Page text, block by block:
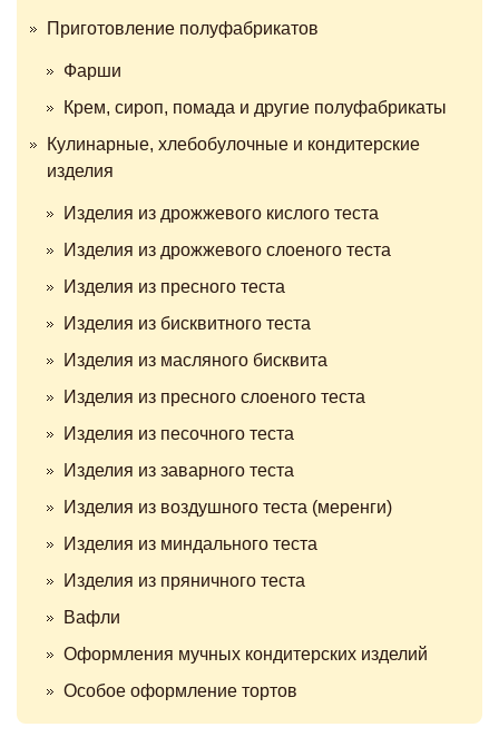
Приготовление полуфабрикатов
Фарши
Крем, сироп, помада и другие полуфабрикаты
Кулинарные, хлебобулочные и кондитерские
изделия
Изделия из дрожжевого кислого теста
Изделия из дрожжевого слоеного теста
Изделия из пресного теста
Изделия из бисквитного теста
Изделия из масляного бисквита
Изделия из пресного слоеного теста
Изделия из песочного теста
Изделия из заварного теста
Изделия из воздушного теста (меренги)
Изделия из миндального теста
Изделия из пряничного теста
Вафли
Оформления мучных кондитерских изделий
Особое оформление тортов